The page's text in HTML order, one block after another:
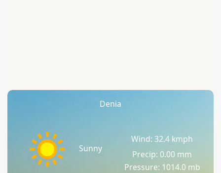
Denia
Sunny
Wind: 32.4 kmph
Precip: 0.00 mm
Pressure: 1014.0 mb